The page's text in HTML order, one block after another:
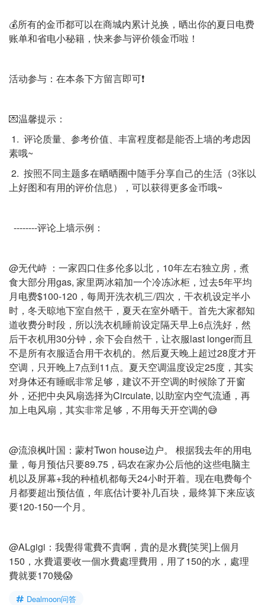
💰所有的金币都可以在商城内累计兑换，晒出你的夏日电费
账单和省电小秘籍，快来参与评价领金币啦！
活动参与：在本条下方留言即可❗️
💌温馨提示：
1. 评论质量、参考价值、丰富程度都是能否上墙的考虑因
素哦~
2. 按照不同主题多在晒晒圈中随手分享自己的生活（3张以
上好图和有用的评价信息），可以获得更多金币哦~
--------评论上墙示例：
@无代峙 ：一家四口住多伦多以北，10年左右独立房，煮
食大部分用gas, 家里两冰箱加一个冷冻冰柜，过去5年平均
月电费$100-120，每周开洗衣机三/四次，干衣机设定半小
时，冬天晾地下室自然干，夏天在室外晒干。首先大家都知
道收费分时段，所以洗衣机睡前设定隔天早上6点洗好，然
后干衣机用30分钟，余下会自然干，让衣服last longer而且
不是所有衣服适合用干衣机的。然后夏天晚上超过28度才开
空调，只开晚上7点到11点。夏天空调温度设定25度，其实
对身体还有睡眠非常足够，建议不开空调的时候除了开窗
外，还把中央风扇选择为Circulate, 以助室内空气流通，再
加上电风扇，其实非常足够，不用每天开空调的😅
@流浪枫叶国：蒙村Twon house边户。 根据我去年的用电
量，每月预估只要89.75，码农在家办公后他的这些电脑主
机以及屏幕+我的种植机都每天24小时开着。现在电费每个
月都要超出预估值，年底估计要补几百块，最终算下来应该
要120-150一个月。
@ALgigi：我覺得電費不貴啊，貴的是水費[笑哭]上個月
150，水費還要收一個水費處理費用，用了150的水，處理
費就要170幾😱
Dealmoon问答